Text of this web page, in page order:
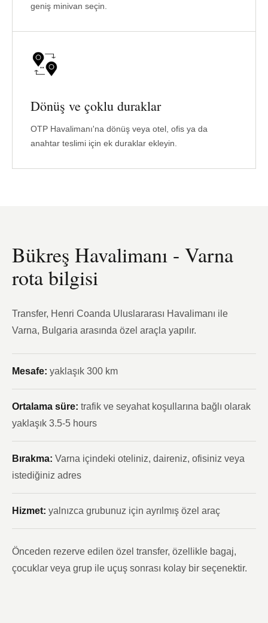
geniş minivan seçin.
Dönüş ve çoklu duraklar
OTP Havalimanı'na dönüş veya otel, ofis ya da
anahtar teslimi için ek duraklar ekleyin.
Bükreş Havalimanı - Varna
rota bilgisi
Transfer, Henri Coanda Uluslararası Havalimanı ile
Varna, Bulgaria arasında özel araçla yapılır.
Mesafe: yaklaşık 300 km
Ortalama süre: trafik ve seyahat koşullarına bağlı olarak
yaklaşık 3.5-5 hours
Bırakma: Varna içindeki oteliniz, daireniz, ofisiniz veya
istediğiniz adres
Hizmet: yalnızca grubunuz için ayrılmış özel araç
Önceden rezerve edilen özel transfer, özellikle bagaj,
çocuklar veya grup ile uçuş sonrası kolay bir seçenektir.